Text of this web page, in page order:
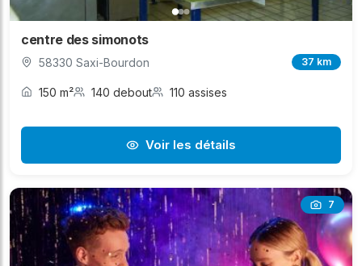
centre des simonots
58330 Saxi-Bourdon 37 km
150 m² 140 debout 110 assises
Voir les détails
7